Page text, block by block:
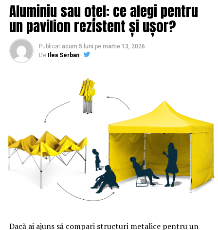
Aluminiu sau oțel: ce alegi pentru
un pavilion rezistent și ușor?
Publicat acum 5 luni pe martie 13, 2026
De
Ilea Serban
Dacă ai ajuns să compari structuri metalice pentru un